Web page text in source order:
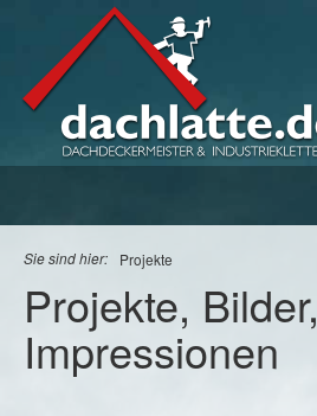
Sie sind hier: Projekte
Projekte, Bilder,
Impressionen